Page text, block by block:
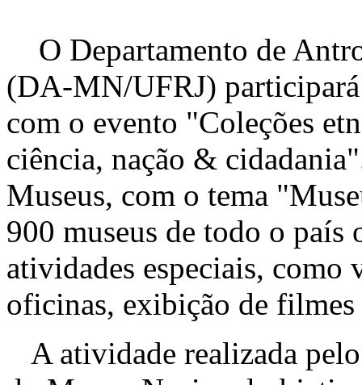
O Departamento de
(DA-MN/UFRJ) participará
com o evento "Coleções
ciência, nação &
Museus, com o tema
900 museus de todo o
atividades especiais, como
oficinas, exibição de
A atividade realizada